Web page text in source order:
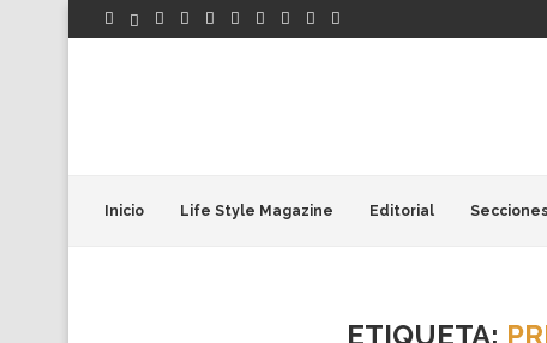
Inicio Life Style Magazine Editorial Secciones
ETIQUETA: